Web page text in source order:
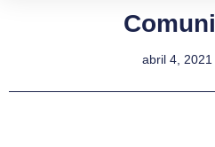
abril 4, 2021